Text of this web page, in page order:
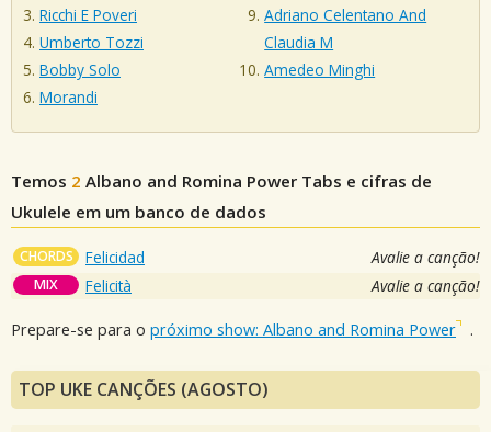
Ricchi E Poveri
Umberto Tozzi
Bobby Solo
Morandi
Adriano Celentano And
Claudia M
Amedeo Minghi
Temos 2 Albano and Romina Power Tabs e cifras de
Ukulele em um banco de dados
CHORDS Felicidad Avalie a canção!
MIX Felicità Avalie a canção!
Prepare-se para o próximo show: Albano and Romina Power .
TOP UKE CANÇÕES (AGOSTO)